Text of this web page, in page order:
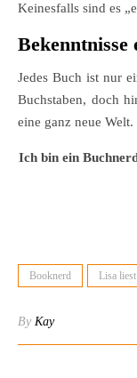
Keinesfalls sind es
Bekenntnisse
Jedes Buch ist nur
Buchstaben, doch
eine ganz neue Welt.
Ich bin ein
Booknerd Lisa liest
By Kay